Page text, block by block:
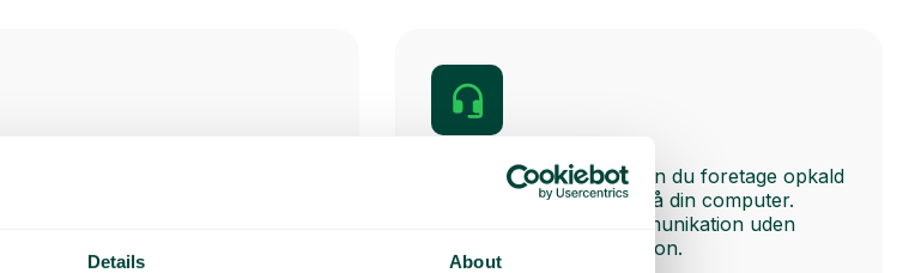
Details About
Med vores softphone kan du foretage opkald
via vores desktop-app på din computer.
Perfekt til fleksibel kommunikation uden
behov for en fysisk telefon.